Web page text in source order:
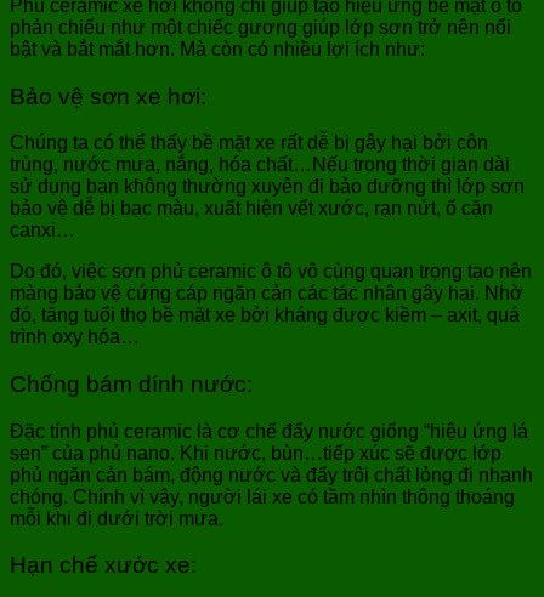
Phủ ceramic xe hơi không chỉ giúp tạo hiệu ứng bề mặt ô tô
phản chiếu như một chiếc gương giúp lớp sơn trở nên nổi
bật và bắt mắt hơn. Mà còn có nhiều lợi ích như:
Bảo vệ sơn xe hơi:
Chúng ta có thể thấy bề mặt xe rất dễ bị gây hại bởi côn
trùng, nước mưa, nắng, hóa chất…Nếu trong thời gian dài
sử dụng bạn không thường xuyên đi bảo dưỡng thì lớp sơn
bảo vệ dễ bị bạc màu, xuất hiện vết xước, rạn nứt, ố cặn
canxi…
Do đó, việc sơn phủ ceramic ô tô vô cùng quan trọng tạo nên
màng bảo vệ cứng cáp ngăn cản các tác nhân gây hại. Nhờ
đó, tăng tuổi thọ bề mặt xe bởi kháng được kiềm – axit, quá
trình oxy hóa…
Chống bám dính nước:
Đặc tính phủ ceramic là cơ chế đẩy nước giống “hiệu ứng lá
sen” của phủ nano. Khi nước, bùn…tiếp xúc sẽ được lớp
phủ ngăn cản bám, động nước và đẩy trôi chất lỏng đi nhanh
chóng. Chính vì vậy, người lái xe có tầm nhìn thông thoáng
mỗi khi đi dưới trời mưa.
Hạn chế xước xe: